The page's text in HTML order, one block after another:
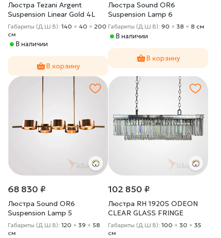
Люстра Tezani Argent
Suspension Linear Gold 4L
140
Габариты (Д Ш В): 140 × 40 × 200
cм
В наличии
В корзину
Люстра Sound OR6
Suspension Lamp 6
Габариты (Д Ш В): 90 × 38 × 8 cм
В наличии
В корзину
68 830 ₽
Люстра Sound OR6
Suspension Lamp 5
Габариты (Д Ш В): 120 × 39 × 58
cм
102 850 ₽
Люстра RH 1920S ODEON
CLEAR GLASS FRINGE
chrome 100
Габариты (Д Ш В): 100 × 30 × 35
cм